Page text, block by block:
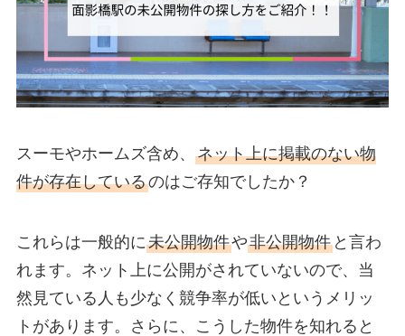
スーモやホームズ含め、 ネット上に掲載のない物
件が存在しているのはご存知でしたか？
これらは一般的に未公開物件や非公開物件と言わ
れます。ネット上に公開がされていないので、当
然見ている人も少なく競争率が低いというメリッ
トがあります。さらに、こうした物件を知れると